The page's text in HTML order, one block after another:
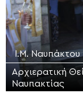
Ι.Μ. Ναυπάκτου
Αρχιερατική
Ναυπακτίας